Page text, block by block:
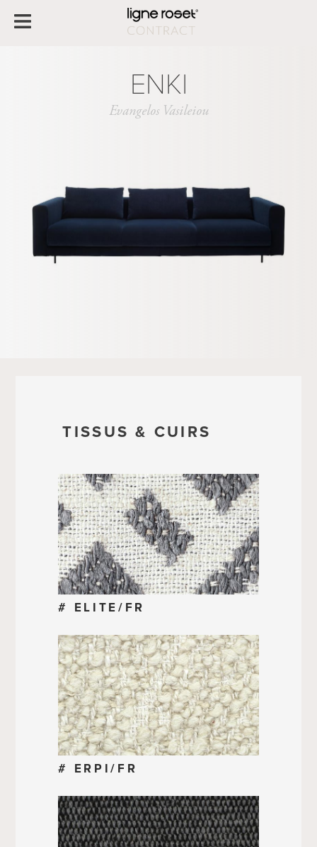
ENKI
Evangelos Vasileiou
TISSUS & CUIRS
# ELITE/FR
# ERPI/FR